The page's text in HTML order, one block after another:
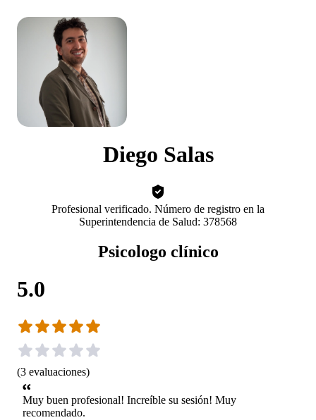
Diego Salas
Profesional verificado. Número de registro en la
Superintendencia de Salud: 378568
Psicologo clínico
5.0
(3 evaluaciones)
Muy buen profesional! Increíble su sesión! Muy
recomendado.